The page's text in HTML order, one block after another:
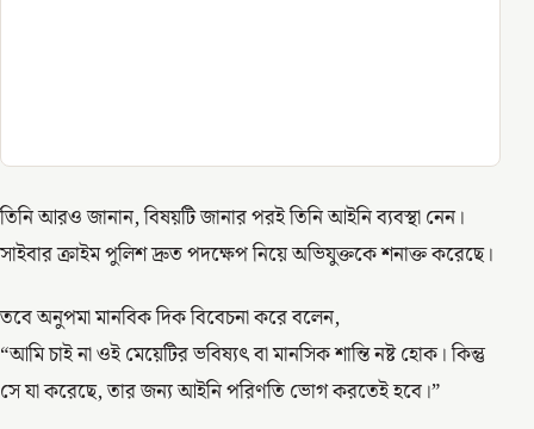
তিনি আরও জানান, বিষয়টি জানার পরই তিনি আইনি ব্যবস্থা নেন।
সাইবার ক্রাইম পুলিশ দ্রুত পদক্ষেপ নিয়ে অভিযুক্তকে শনাক্ত করেছে।
তবে অনুপমা মানবিক দিক বিবেচনা করে বলেন,
“আমি চাই না ওই মেয়েটির ভবিষ্যৎ বা মানসিক শান্তি নষ্ট হোক। কিন্তু
সে যা করেছে, তার জন্য আইনি পরিণতি ভোগ করতেই হবে।”